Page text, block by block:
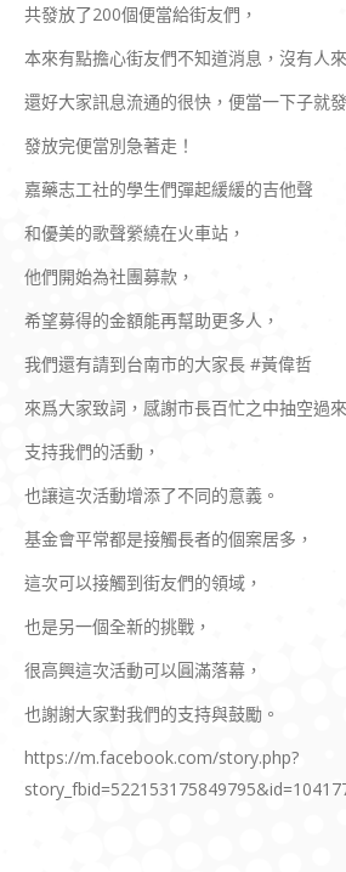
共發放了200個便當給街友們，
本來有點擔心街友們不知道消息，沒有人來
還好大家訊息流通的很快，便當一下子就
發放完便當別急著走！
嘉藥志工社的學生們彈起緩緩的吉他聲
和優美的歌聲縈繞在火車站，
他們開始為社團募款，
希望募得的金額能再幫助更多人，
我們還有請到台南市的大家長 #黃偉哲
來爲大家致詞，感謝市長百忙之中抽空過來
支持我們的活動，
也讓這次活動增添了不同的意義。
基金會平常都是接觸長者的個案居多，
這次可以接觸到街友們的領域，
也是另一個全新的挑戰，
很高興這次活動可以圓滿落幕，
也謝謝大家對我們的支持與鼓勵。
https://m.facebook.com/story.php?